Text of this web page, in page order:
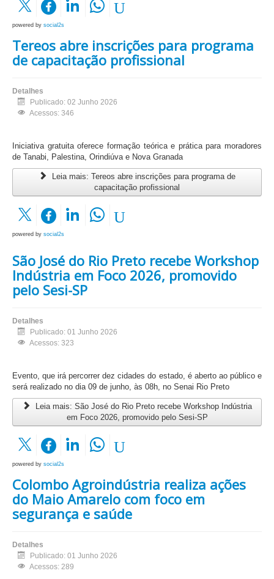
powered by social2s
Tereos abre inscrições para programa
de capacitação profissional
Detalhes
Publicado: 02 Junho 2026
Acessos: 346
Iniciativa gratuita oferece formação teórica e prática para moradores
de Tanabi, Palestina, Orindiúva e Nova Granada
Leia mais: Tereos abre inscrições para programa de
capacitação profissional
powered by social2s
São José do Rio Preto recebe Workshop
Indústria em Foco 2026, promovido
pelo Sesi-SP
Detalhes
Publicado: 01 Junho 2026
Acessos: 323
Evento, que irá percorrer dez cidades do estado, é aberto ao público e
será realizado no dia 09 de junho, às 08h, no Senai Rio Preto
Leia mais: São José do Rio Preto recebe Workshop Indústria
em Foco 2026, promovido pelo Sesi-SP
powered by social2s
Colombo Agroindústria realiza ações
do Maio Amarelo com foco em
segurança e saúde
Detalhes
Publicado: 01 Junho 2026
Acessos: 289